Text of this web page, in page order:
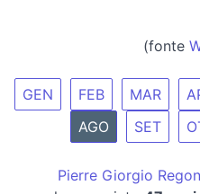
(fonte
GEN FEB MAR
AGO
SET
Pierre Giorgio